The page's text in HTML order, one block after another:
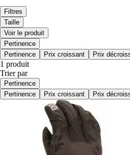
Filtres
Taille
Voir le produit
Pertinence
Pertinence
Prix croissant Prix
1 produit
Trier par
Pertinence
Pertinence
Prix croissant Prix